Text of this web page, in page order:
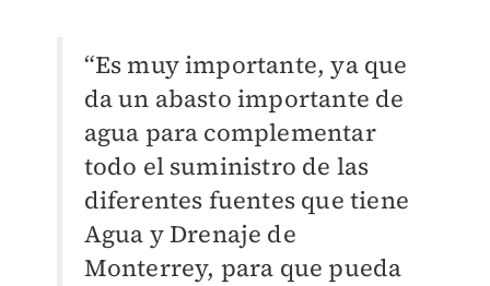
“Es muy importante, ya que
da un abasto importante de
agua para complementar
todo el suministro de las
diferentes fuentes que tiene
Agua y Drenaje de
Monterrey, para que pueda